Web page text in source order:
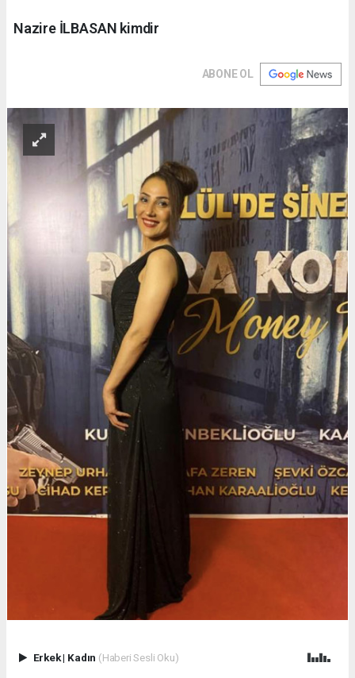
Nazire İLBASAN kimdir
ABONE OL
Erkek| Kadın (Haberi Sesli Oku)